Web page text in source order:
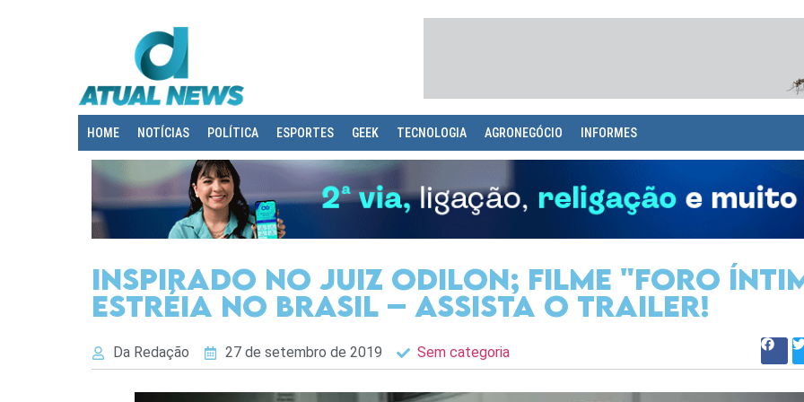
HOME NOTÍCIAS POLÍTICA ESPORTES GEEK TECNOLOGIA AGRONEGÓCIO INFORMES
Inspirado no Juiz Odilon; filme "Foro
estréia no Brasil – Assista o Trailer!
Da Redação 27 de setembro de 2019 Sem categoria